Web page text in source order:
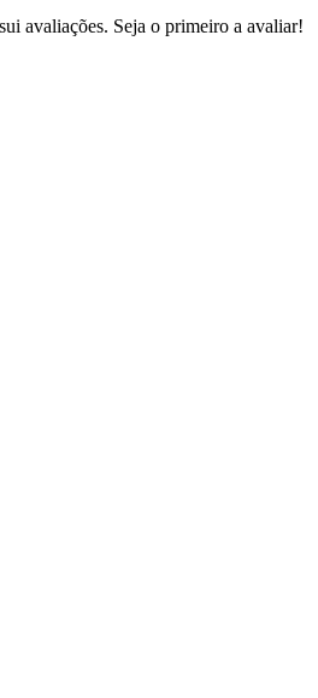
avaliações. Seja o primeiro a avaliar!